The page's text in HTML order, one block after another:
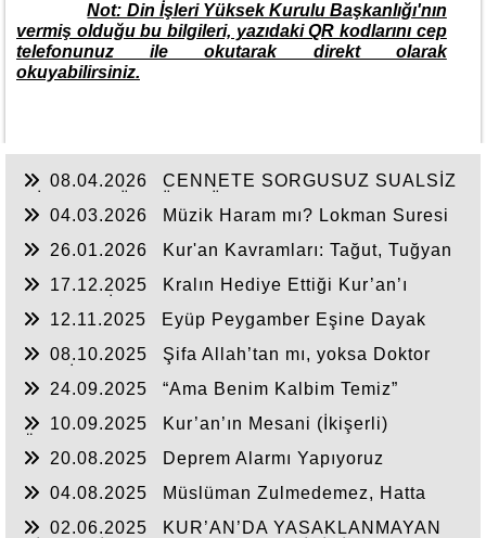
Not: Din İşleri Yüksek Kurulu Başkanlığı'nın
vermiş olduğu bu bilgileri, yazıdaki QR kodlarını cep
telefonunuz ile okutarak direkt olarak
okuyabilirsiniz.
08.04.2026
CENNETE SORGUSUZ SUALSİZ
04.03.2026
Müzik Haram mı? Lokman Suresi
26.01.2026
Kur'an Kavramları: Tağut, Tuğyan
17.12.2025
Kralın Hediye Ettiği Kur’an’ı
Prof. Dr. Maurice Bucaille )
12.11.2025
Eyüp Peygamber Eşine Dayak
08.10.2025
Şifa Allah’tan mı, yoksa Doktor
24.09.2025
“Ama Benim Kalbim Temiz”
10.09.2025
Kur’an’ın Mesani (İkişerli)
20.08.2025
Deprem Alarmı Yapıyoruz
04.08.2025
Müslüman Zulmedemez, Hatta
02.06.2025
KUR’AN’DA YASAKLANMAYAN